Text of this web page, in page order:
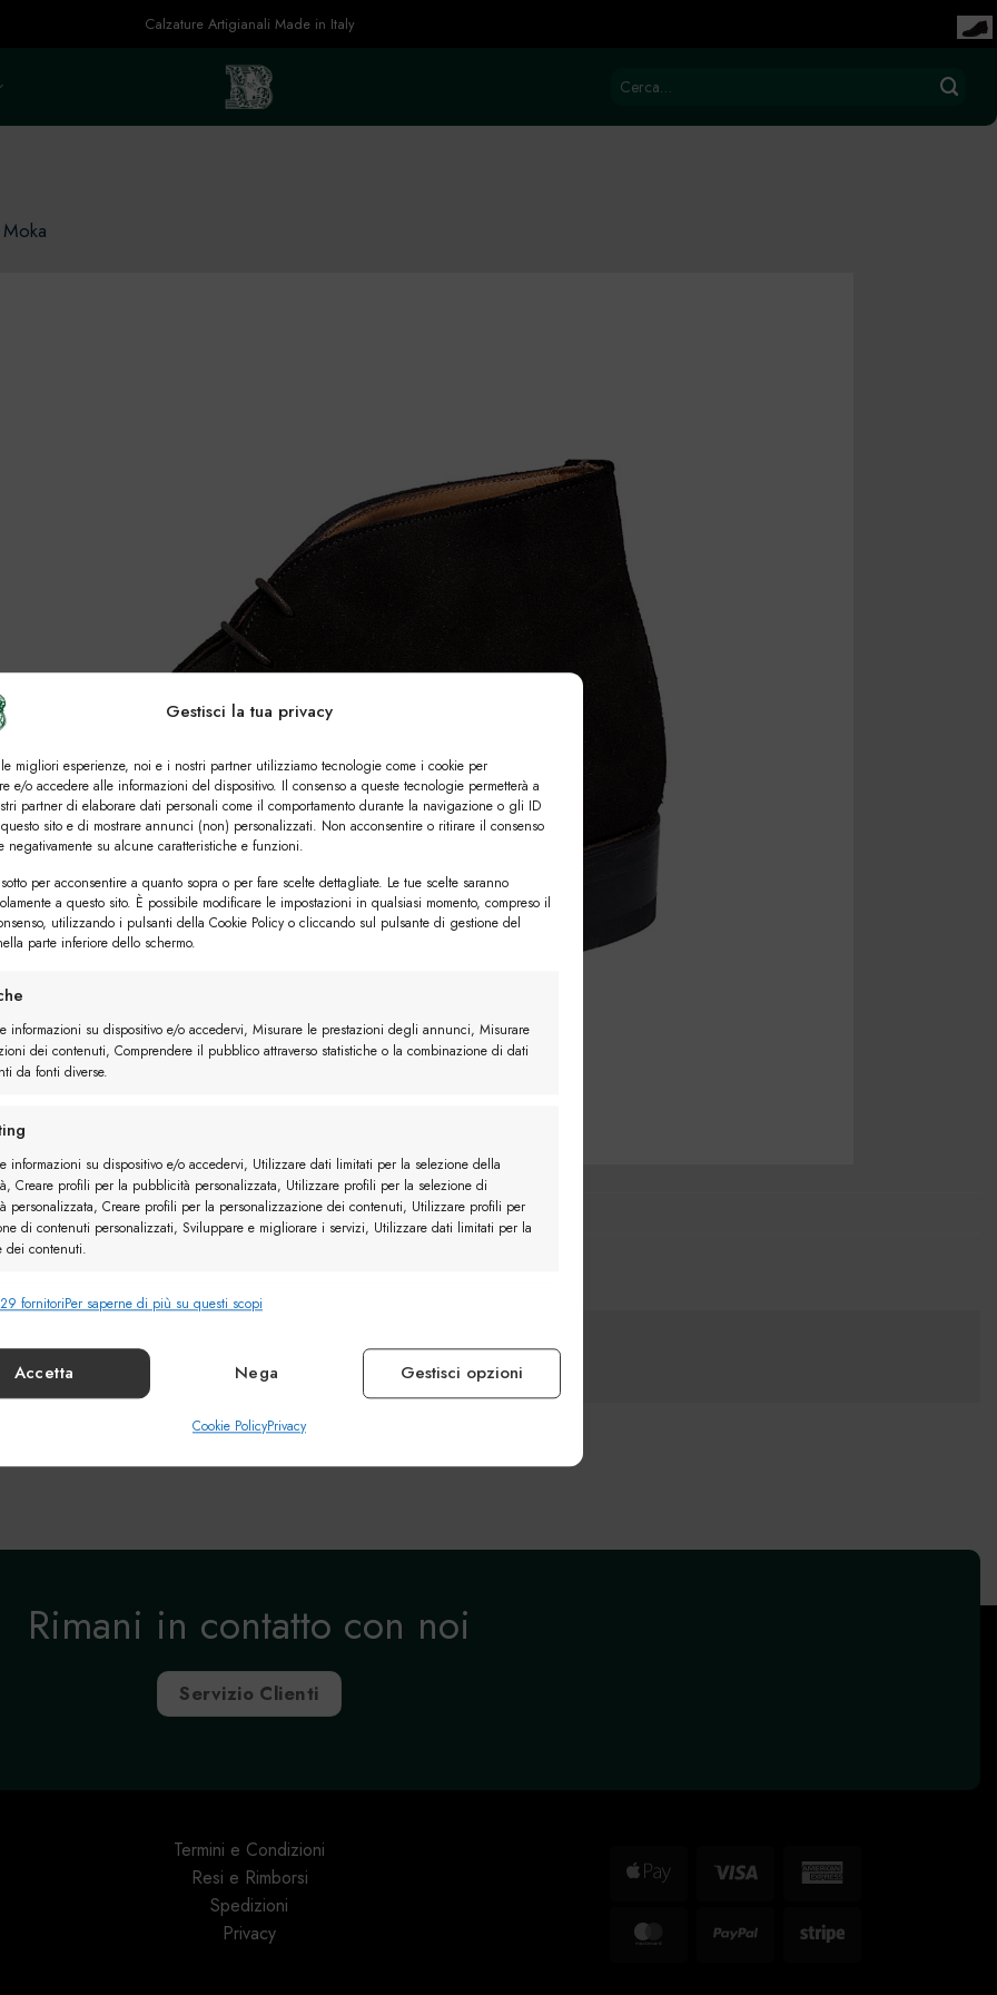
Gestisci la tua privacy
migliori esperienze, noi e i nostri partner utilizziamo tecnologie come i cookie per
e/o accedere alle informazioni del dispositivo. Il consenso a queste tecnologie permetterà a
partner di elaborare dati personali come il comportamento durante la navigazione o gli ID
sito e di mostrare annunci (non) personalizzati. Non acconsentire o ritirare il consenso
negativamente su alcune caratteristiche e funzioni.
per acconsentire a quanto sopra o per fare scelte dettagliate. Le tue scelte saranno
a questo sito. È possibile modificare le impostazioni in qualsiasi momento, compreso il
utilizzando i pulsanti della Cookie Policy o cliccando sul pulsante di gestione del
parte inferiore dello schermo.
informazioni su dispositivo e/o accedervi, Misurare le prestazioni degli annunci, Misurare
dei contenuti, Comprendere il pubblico attraverso statistiche o la combinazione di dati
da fonti diverse.
informazioni su dispositivo e/o accedervi, Utilizzare dati limitati per la selezione della
Creare profili per la pubblicità personalizzata, Utilizzare profili per la selezione di
personalizzata, Creare profili per la personalizzazione dei contenuti, Utilizzare profili per
di contenuti personalizzati, Sviluppare e migliorare i servizi, Utilizzare dati limitati per la
dei contenuti.
Identificare i dispositivi in base alle informazioni trasmesse automaticamente.
la sicurezza, prevenire e rilevare frodi, correggere
fornitoriPer saperne di più su questi scopi
Accetta Nega Gestisci opzioni
Cookie PolicyPrivacy
Calzature Artigianali Made in Italy
Cerca:
Rimani in contatto con noi
Servizio Clienti
Termini e Condizioni
Resi e Rimborsi
Spedizioni
Privacy
Apple
Visa
American
MasterCard
Stripe